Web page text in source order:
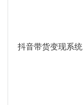
抖音带货变现系统